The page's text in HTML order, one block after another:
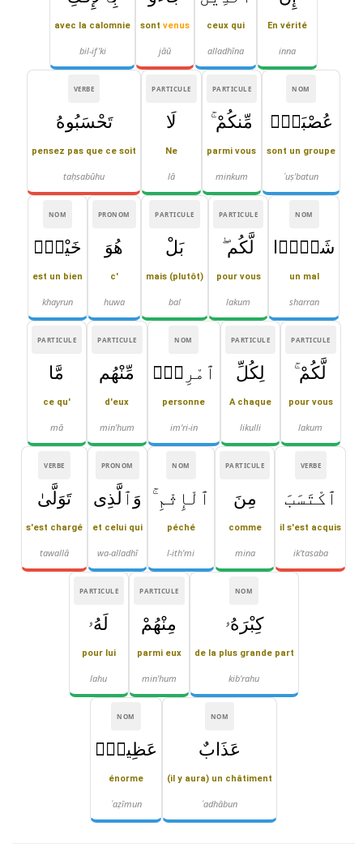
En vérité
inna
ceux qui
alladhīna
sontvenus
jāū
avec la calomnie
bil-if'ki
NOM
عُصْبَةٌۭ
sont un groupe
ʿuṣ'batun
PARTICULE
مِّنكُمْ ۚ
parmi vous
minkum
PARTICULE
لَا
Ne
lā
VERBE
تَحْسَبُوهُ
pensez pas que ce soit
taḥsabūhu
NOM
شَرًّۭا
un mal
sharran
PARTICULE
لَّكُم ۖ
pour vous
lakum
PARTICULE
بَلْ
mais (plutôt)
bal
PRONOM
هُوَ
c'
huwa
NOM
خَيْرٌۭ
est un bien
khayrun
PARTICULE
لَّكُمْ ۚ
pour vous
lakum
PARTICULE
لِكُلِّ
A chaque
likulli
NOM
ٱمْرِئٍۢ
personne
im'ri-in
PARTICULE
مِّنْهُم
d'eux
min'hum
PARTICULE
مَّا
ce qu'
mā
VERBE
ٱكْتَسَبَ
il s'est acquis
ik'tasaba
PARTICULE
مِنَ
comme
mina
NOM
ٱلْإِثْمِ ۚ
péché
l-ith'mi
PRONOM
وَٱلَّذِى
et celui qui
wa-alladhī
VERBE
تَوَلَّىٰ
s'est chargé
tawallā
NOM
كِبْرَهُۥ
de la plus grande part
kib'rahu
PARTICULE
مِنْهُمْ
parmi eux
min'hum
PARTICULE
لَهُۥ
pour lui
lahu
NOM
عَذَابٌ
(il y aura) un châtiment
ʿadhābun
NOM
عَظِيمٌۭ
énorme
ʿaẓīmun